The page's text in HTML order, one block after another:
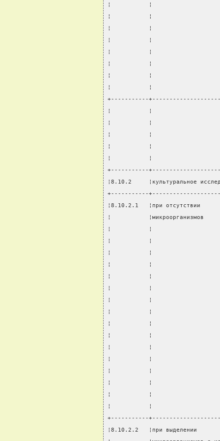
¦           ¦
¦           ¦
¦           ¦
¦           ¦
¦           ¦
¦           ¦
¦           ¦
¦           ¦
+-----------
¦           ¦
¦           ¦
¦           ¦
¦           ¦
¦           ¦
+-----------
¦8.10.2
+-----------
¦8.10.2.1   ¦при
¦
¦           ¦
¦           ¦
¦           ¦
¦           ¦
¦           ¦
¦           ¦
¦           ¦
¦           ¦
¦           ¦
¦           ¦
¦           ¦
¦           ¦
¦           ¦
¦           ¦
¦           ¦
¦           ¦
+-----------
¦8.10.2.2   ¦при